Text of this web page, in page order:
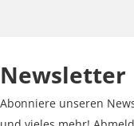
Newsletter
Abonniere unseren